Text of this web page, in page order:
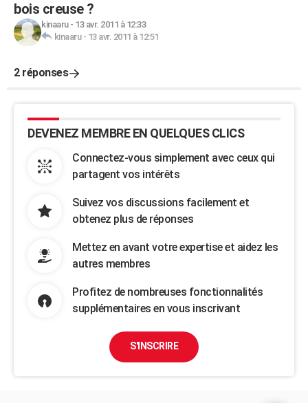
bois creuse ?
kinaaru- 13 avr. 2011 à 12:33
kinaaru- 13 avr. 2011 à 12:51
2 réponses
DEVENEZ MEMBRE EN QUELQUES CLICS
Connectez-vous simplement avec ceux qui
partagent vos intérêts
Suivez vos discussions facilement et
obtenez plus de réponses
Mettez en avant votre expertise et aidez les
autres membres
Profitez de nombreuses fonctionnalités
supplémentaires en vous inscrivant
S'INSCRIRE